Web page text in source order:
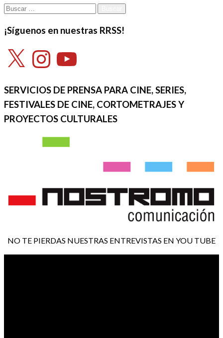
Buscar:
¡Síguenos en nuestras RRSS!
X InstagramYouTube
SERVICIOS DE PRENSA PARA CINE, SERIES,
FESTIVALES DE CINE, CORTOMETRAJES Y
PROYECTOS CULTURALES
NO TE PIERDAS NUESTRAS ENTREVISTAS EN YOU TUBE